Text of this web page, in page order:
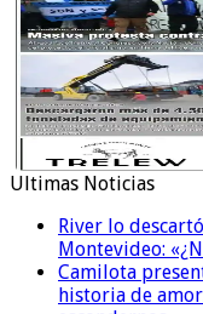
Ultimas Noticias
River lo
Montevideo:
Camilota
historia de